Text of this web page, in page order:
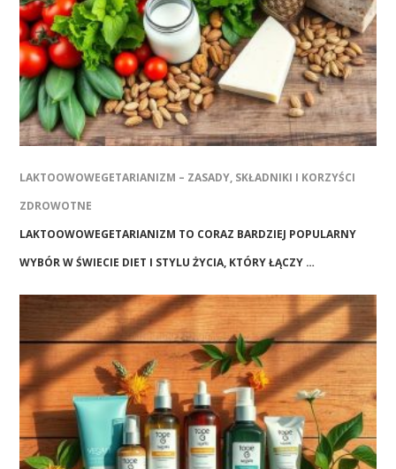
LAKTOOWOWEGETARIANIZM – ZASADY, SKŁADNIKI I KORZYŚCI
ZDROWOTNE
LAKTOOWOWEGETARIANIZM TO CORAZ BARDZIEJ POPULARNY
WYBÓR W ŚWIECIE DIET I STYLU ŻYCIA, KTÓRY ŁĄCZY …